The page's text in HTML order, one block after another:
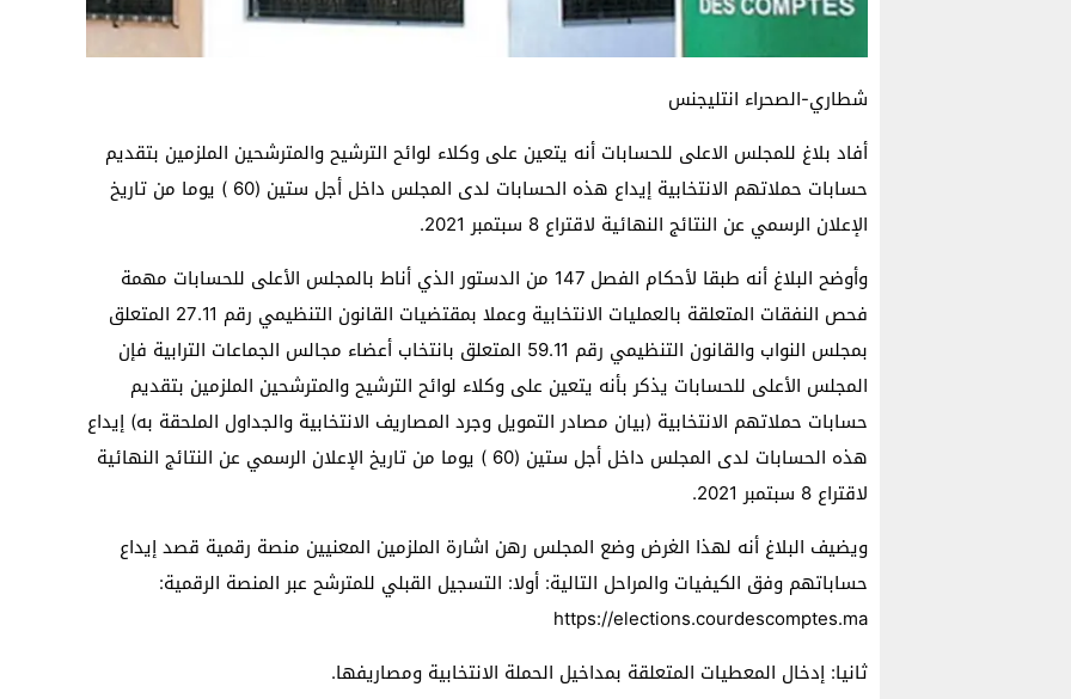
شطاري-الصحراء انتليجنس
أفاد بلاغ للمجلس الاعلى للحسابات أنه يتعين على وكلاء لوائح الترشيح والمترشحين الملزمين بتقديم
حسابات حملاتهم الانتخابية إيداع هذه الحسابات لدى المجلس داخل أجل ستين (60 ) يوما من تاريخ
الإعلان الرسمي عن النتائج النهائية لاقتراع 8 سبتمبر 2021.
وأوضح البلاغ أنه طبقا لأحكام الفصل 147 من الدستور الذي أناط بالمجلس الأعلى للحسابات مهمة
فحص النفقات المتعلقة بالعمليات الانتخابية وعملا بمقتضيات القانون التنظيمي رقم 27.11 المتعلق
بمجلس النواب والقانون التنظيمي رقم 59.11 المتعلق بانتخاب أعضاء مجالس الجماعات الترابية فإن
المجلس الأعلى للحسابات يذكر بأنه يتعين على وكلاء لوائح الترشيح والمترشحين الملزمين بتقديم
حسابات حملاتهم الانتخابية (بيان مصادر التمويل وجرد المصاريف الانتخابية والجداول الملحقة به) إيداع
هذه الحسابات لدى المجلس داخل أجل ستين (60 ) يوما من تاريخ الإعلان الرسمي عن النتائج النهائية
لاقتراع 8 سبتمبر 2021.
ويضيف البلاغ أنه لهذا الغرض وضع المجلس رهن اشارة الملزمين المعنيين منصة رقمية قصد إيداع
حساباتهم وفق الكيفيات والمراحل التالية: أولا: التسجيل القبلي للمترشح عبر المنصة الرقمية:
https://elections.courdescomptes.ma
ثانيا: إدخال المعطيات المتعلقة بمداخيل الحملة الانتخابية ومصاريفها.